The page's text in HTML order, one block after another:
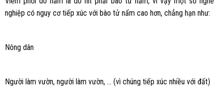
nghiệp có nguy cơ tiếp xúc với bào tử nấm cao hơn, chẳng hạn như:
Nông dân
Người làm vườn, người làm vườn, … (vì chúng tiếp xúc nhiều với đất)